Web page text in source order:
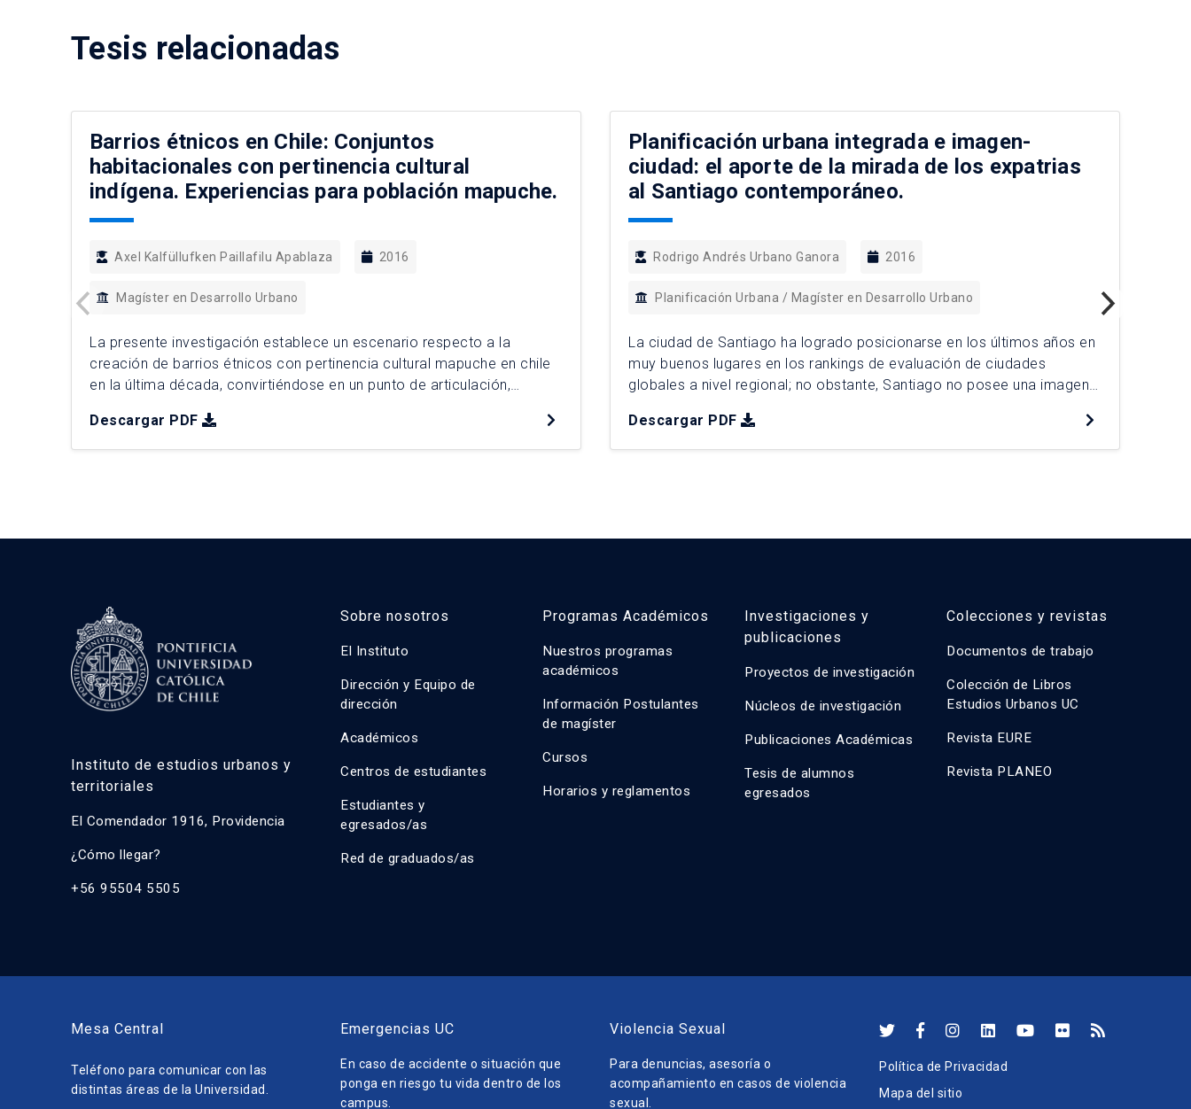
Tesis relacionadas
Barrios étnicos en Chile: Conjuntos
habitacionales con pertinencia cultural
indígena. Experiencias para población mapuche.
Axel Kalfüllufken Paillafilu Apablaza 2016
Magíster en Desarrollo Urbano
La presente investigación establece un escenario respecto a la
creación de barrios étnicos con pertinencia cultural mapuche en chile
en la última década, convirtiéndose en un punto de articulación,
vez vinculándolas a modo comparativo con otros casos de población
mapuche que actualmente se encuentran en procesos […]
Descargar PDF
Planificación urbana integrada e imagen-
ciudad: el aporte de la mirada de los expatrias
al Santiago contemporáneo.
Rodrigo Andrés Urbano Ganora 2016
Planificación Urbana / Magíster en Desarrollo Urbano
La ciudad de Santiago ha logrado posicionarse en los últimos años en
muy buenos lugares en los rankings de evaluación de ciudades
globales a nivel regional; no obstante, Santiago no posee una imagen
los propios santiaguinos no le atribuyen una valoración positiva a su
ciudad que […]
Descargar PDF
Instituto de estudios urbanos y
territoriales
El Comendador 1916, Providencia
¿Cómo llegar?
+56 95504 5505
Sobre nosotros
El Instituto
Dirección y Equipo de
dirección
Académicos
Centros de estudiantes
Estudiantes y
egresados/as
Red de graduados/as
Programas Académicos
Nuestros programas
académicos
Información Postulantes
de magíster
Cursos
Horarios y reglamentos
Investigaciones y
publicaciones
Proyectos de investigación
Núcleos de investigación
Publicaciones Académicas
Tesis de alumnos
egresados
Colecciones y revistas
Documentos de trabajo
Colección de Libros
Estudios Urbanos UC
Revista EURE
Revista PLANEO
Mesa Central
Teléfono para comunicar con las
distintas áreas de la Universidad.
Emergencias UC
En caso de accidente o situación que
ponga en riesgo tu vida dentro de los
campus.
Violencia Sexual
Para denuncias, asesoría o
acompañamiento en casos de violencia
sexual.
Política de Privacidad
Mapa del sitio